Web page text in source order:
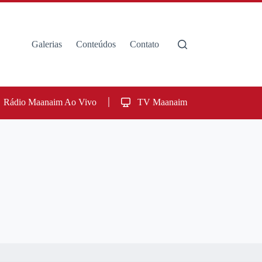
Galerias Conteúdos Contato
Rádio Maanaim Ao Vivo TV Maanaim